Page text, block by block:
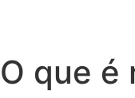
O que é